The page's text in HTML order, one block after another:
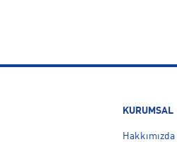
KURUMSAL
Hakkımızda